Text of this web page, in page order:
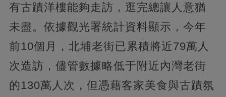
有古蹟洋樓能夠走訪，逛完總讓人意猶
未盡。依據觀光署統計資料顯示，今年
前10個月，北埔老街已累積將近79萬人
次造訪，儘管數據略低于附近內灣老街
的130萬人次，但憑藉客家美食與古蹟氛